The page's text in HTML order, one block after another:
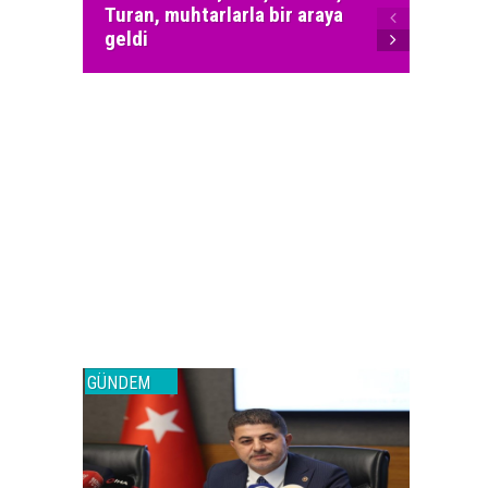
Turan, muhtarlarla bir araya
geldi
GÜNDEM